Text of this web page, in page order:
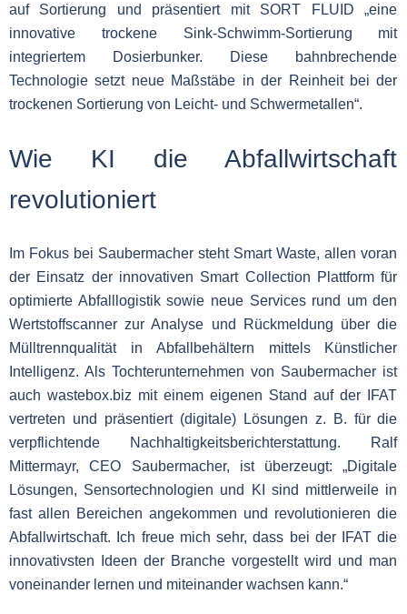
auf Sortierung und präsentiert mit SORT FLUID „eine
innovative trockene Sink-Schwimm-Sortierung mit
integriertem Dosierbunker. Diese bahnbrechende
Technologie setzt neue Maßstäbe in der Reinheit bei der
trockenen Sortierung von Leicht- und Schwermetallen“.
Wie KI die Abfallwirtschaft
revolutioniert
Im Fokus bei Saubermacher steht Smart Waste, allen voran
der Einsatz der innovativen Smart Collection Plattform für
optimierte Abfalllogistik sowie neue Services rund um den
Wertstoffscanner zur Analyse und Rückmeldung über die
Mülltrennqualität in Abfallbehältern mittels Künstlicher
Intelligenz. Als Tochterunternehmen von Saubermacher ist
auch wastebox.biz mit einem eigenen Stand auf der IFAT
vertreten und präsentiert (digitale) Lösungen z. B. für die
verpflichtende Nachhaltigkeitsberichterstattung. Ralf
Mittermayr, CEO Saubermacher, ist überzeugt: „Digitale
Lösungen, Sensortechnologien und KI sind mittlerweile in
fast allen Bereichen angekommen und revolutionieren die
Abfallwirtschaft. Ich freue mich sehr, dass bei der IFAT die
innovativsten Ideen der Branche vorgestellt wird und man
voneinander lernen und miteinander wachsen kann.“